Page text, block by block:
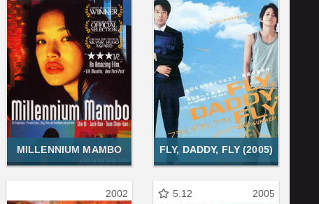
MILLENNIUM MAMBO FLY, DADDY, FLY (2005)
2002 5.12 2005